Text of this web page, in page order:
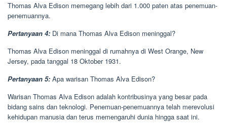
Thomas Alva Edison memegang lebih dari 1.000 paten atas penemuan-
penemuannya.
Pertanyaan 4: Di mana Thomas Alva Edison meninggal?
Thomas Alva Edison meninggal di rumahnya di West Orange, New
Jersey, pada tanggal 18 Oktober 1931.
Pertanyaan 5: Apa warisan Thomas Alva Edison?
Warisan Thomas Alva Edison adalah kontribusinya yang besar pada
bidang sains dan teknologi. Penemuan-penemuannya telah merevolusi
kehidupan manusia dan terus memengaruhi dunia hingga saat ini.